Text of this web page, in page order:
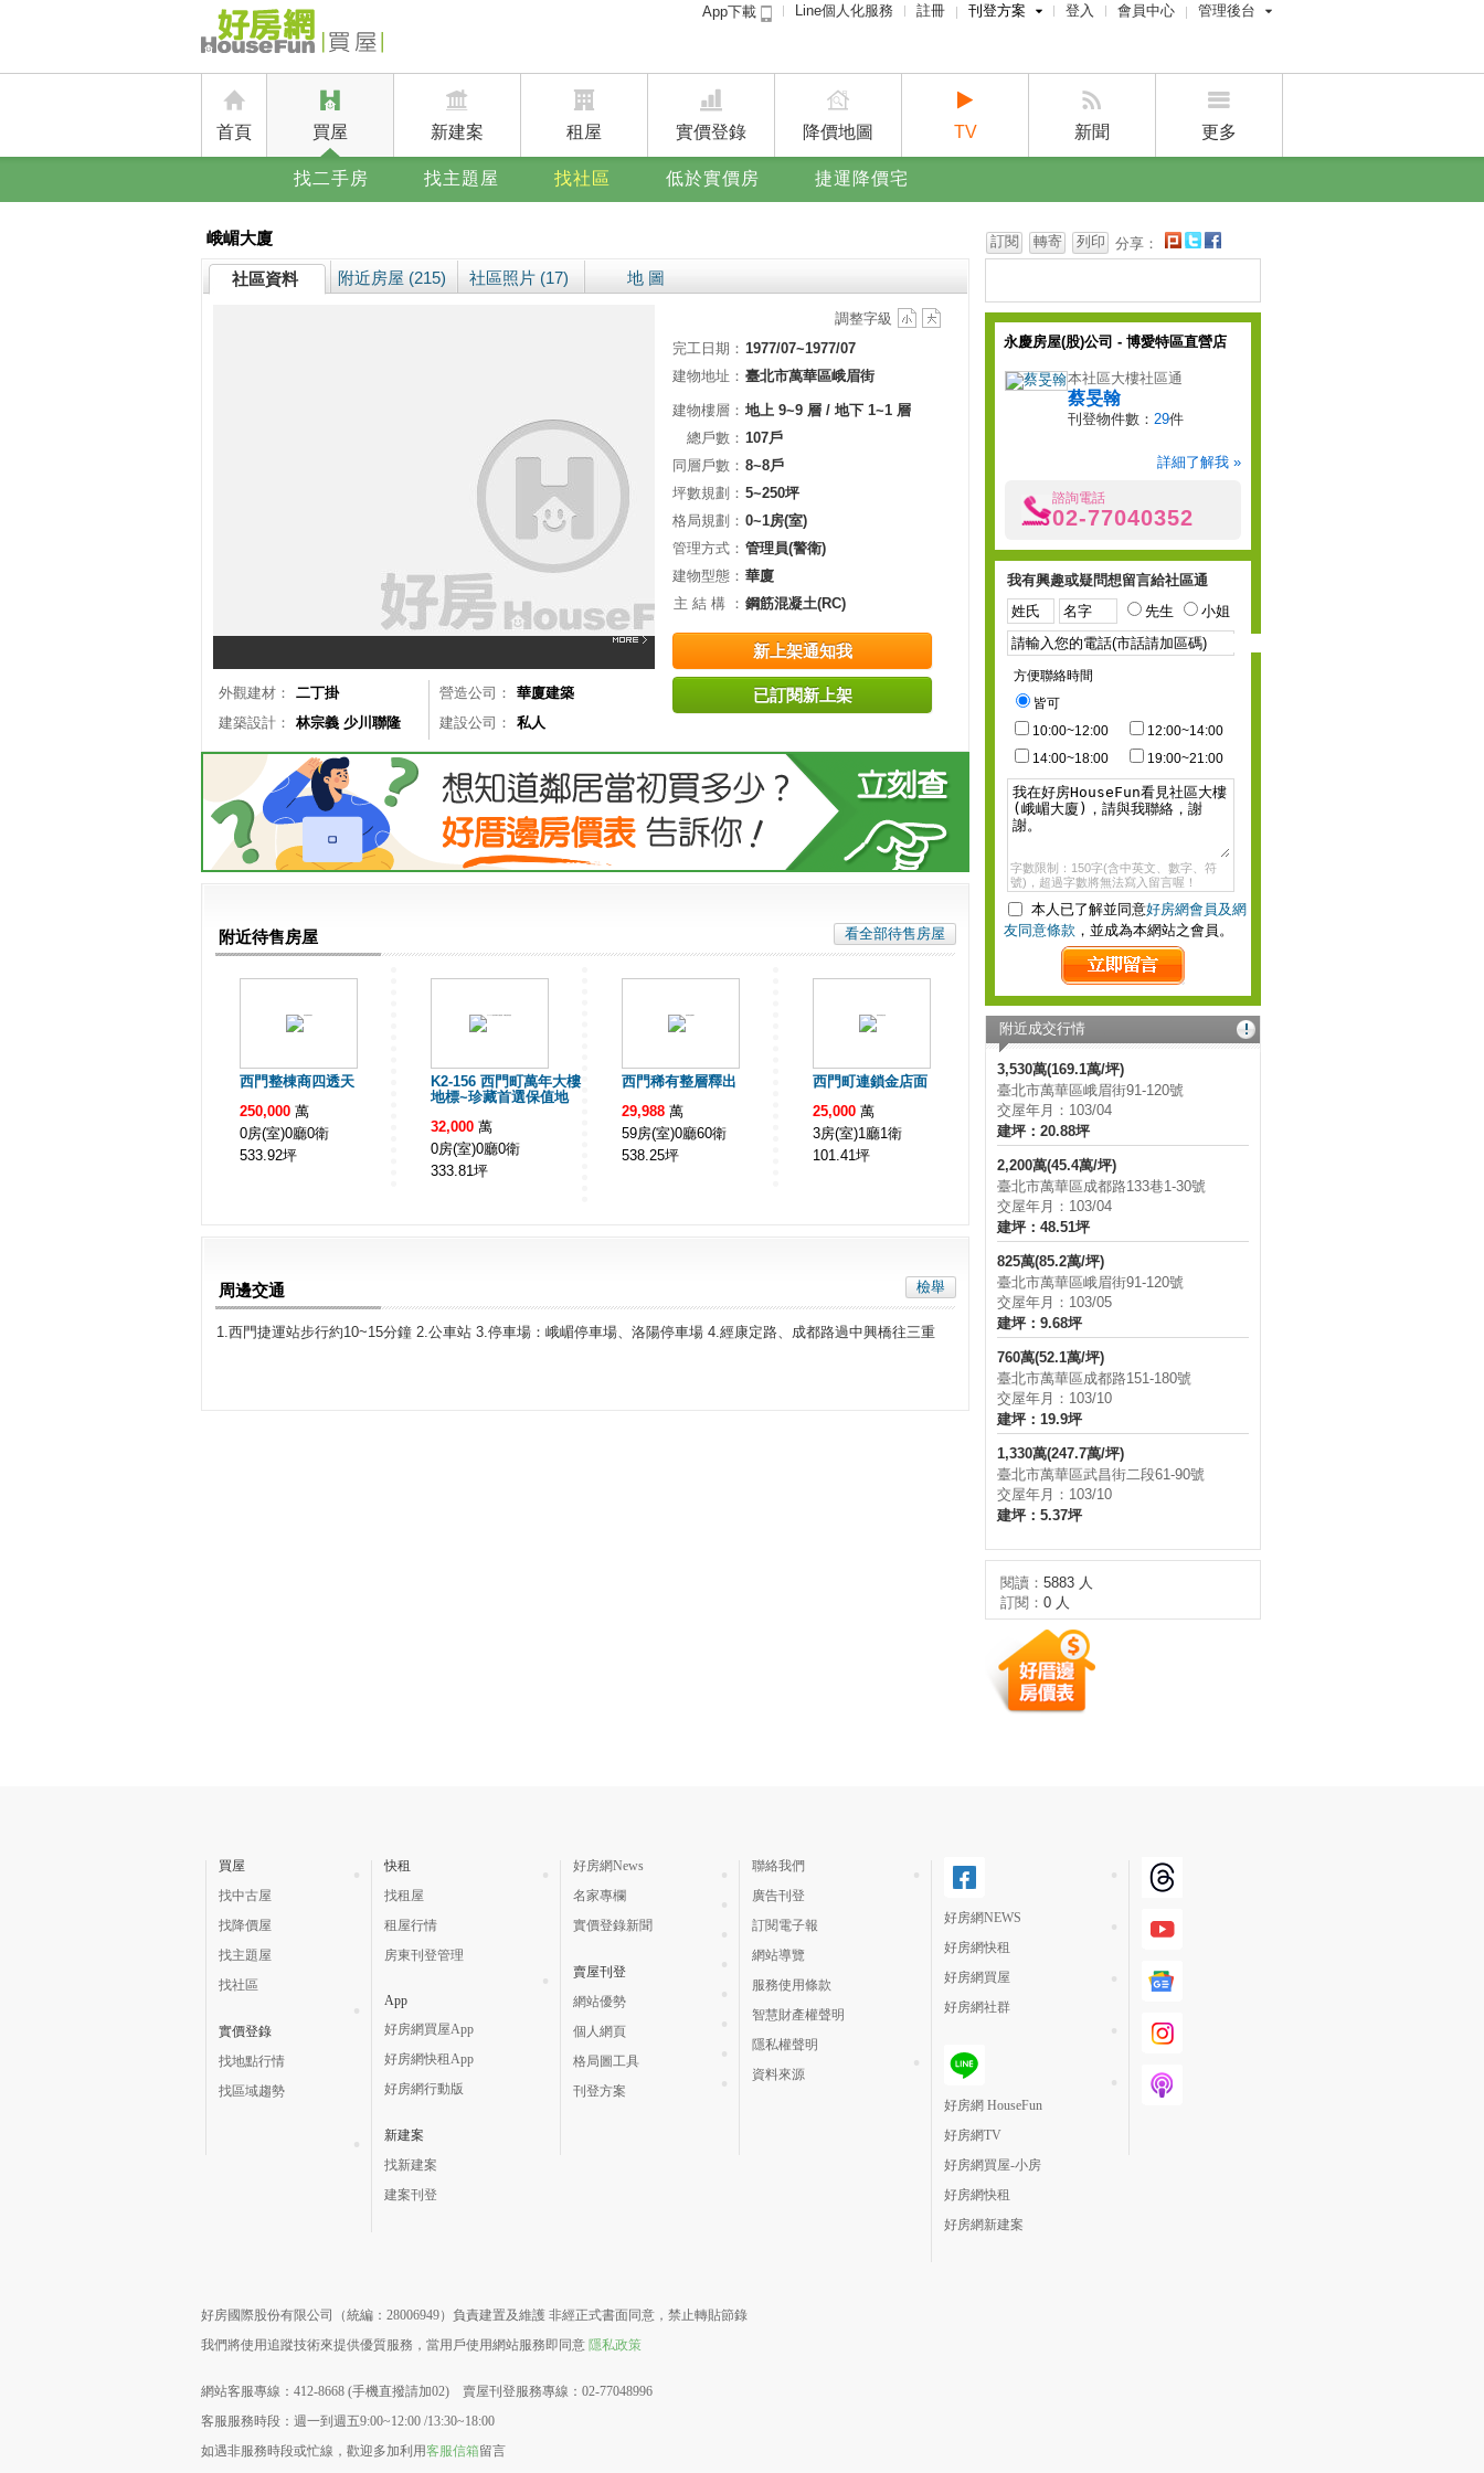
App下載 Line個人化服務 註冊 刊登方案
賣屋刊登
廣告刊登
登入 會員中心 管理後台
經紀人管理後台
設計師管理後台
首頁 買屋 新建案 租屋 實價登錄 降價地圖 TV 新聞 更多
找二手房 找主題屋 找社區 低於實價房 捷運降價宅
峨嵋大廈 訂閱 轉寄 列印 分享：
社區資料 附近房屋 (215) 社區照片 (17) 地 圖
外觀建材： 二丁掛 營造公司：
華廈建築
建築設計：
林宗義 少川聯隆 建設公司： 私人
調整字級
完工日期： 1977/07~1977/07
建物地址： 臺北市萬華區峨眉街
建物樓層： 地上 9~9 層 / 地下 1~1 層
總戶數： 107戶
同層戶數： 8~8戶
坪數規劃： 5~250坪
格局規劃： 0~1房(室)
管理方式： 管理員(警衛)
建物型態： 華廈
主 結 構 ： 鋼筋混凝土(RC)
新上架通知我
已訂閱新上架
看全部待售房屋
附近待售房屋
西門整棟商四透天
250,000 萬
0房(室)0廳0衛
533.92坪
K2-156 西門町萬年大樓
地標~珍藏首選保值地
32,000 萬
0房(室)0廳0衛
333.81坪
西門稀有整層釋出
29,988 萬
59房(室)0廳60衛
538.25坪
西門町連鎖金店面
25,000 萬
3房(室)1廳1衛
101.41坪
檢舉
周邊交通
1.西門捷運站步行約10~15分鐘 2.公車站 3.停車場：峨嵋停車場、洛陽停車場 4.經康定路、成都路過中興橋往三重
永慶房屋(股)公司 - 博愛特區直營店
本社區大樓社區通
蔡旻翰
刊登物件數： 29件
詳細了解我 »
諮詢電話
02-77040352
我有興趣或疑問想留言給社區通
先生
小姐
方便聯絡時間
皆可
10:00~12:00
12:00~14:00
14:00~18:00
19:00~21:00
字數限制：150字(含中英文、數字、符
號)，超過字數將無法寫入留言喔！
本人已了解並同意好房網會員及網
友同意條款 ，並成為本網站之會員。
附近成交行情
3,530萬(169.1萬/坪)
臺北市萬華區峨眉街91-120號
交屋年月：103/04
建坪：20.88坪
2,200萬(45.4萬/坪)
臺北市萬華區成都路133巷1-30號
交屋年月：103/04
建坪：48.51坪
825萬(85.2萬/坪)
臺北市萬華區峨眉街91-120號
交屋年月：103/05
建坪：9.68坪
760萬(52.1萬/坪)
臺北市萬華區成都路151-180號
交屋年月：103/10
建坪：19.9坪
1,330萬(247.7萬/坪)
臺北市萬華區武昌街二段61-90號
交屋年月：103/10
建坪：5.37坪
閱讀： 5883 人
訂閱： 0 人
買屋
找中古屋
找降價屋
找主題屋
找社區
實價登錄
找地點行情
找區域趨勢
快租
找租屋
租屋行情
房東刊登管理
App
好房網買屋App
好房網快租App
好房網行動版
新建案
找新建案
建案刊登
好房網News
名家專欄
實價登錄新聞
賣屋刊登
網站優勢
個人網頁
格局圖工具
刊登方案
聯絡我們
廣告刊登
訂閱電子報
網站導覽
服務使用條款
智慧財產權聲明
隱私權聲明
資料來源
好房網NEWS
好房網快租
好房網買屋
好房網社群
好房網 HouseFun
好房網TV
好房網買屋-小房
好房網快租
好房網新建案
好房國際股份有限公司（統編：28006949）負責建置及維護 非經正式書面同意，禁止轉貼節錄
我們將使用追蹤技術來提供優質服務，當用戶使用網站服務即同意 隱私政策
網站客服專線：412-8668 (手機直撥請加02) 賣屋刊登服務專線：02-77048996
客服服務時段：週一到週五9:00~12:00 /13:30~18:00
如遇非服務時段或忙線，歡迎多加利用客服信箱留言